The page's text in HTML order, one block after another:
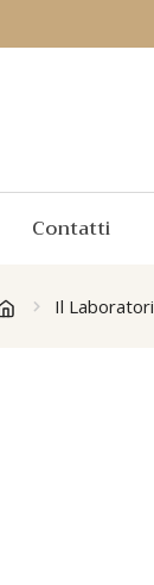
Contatti
Il